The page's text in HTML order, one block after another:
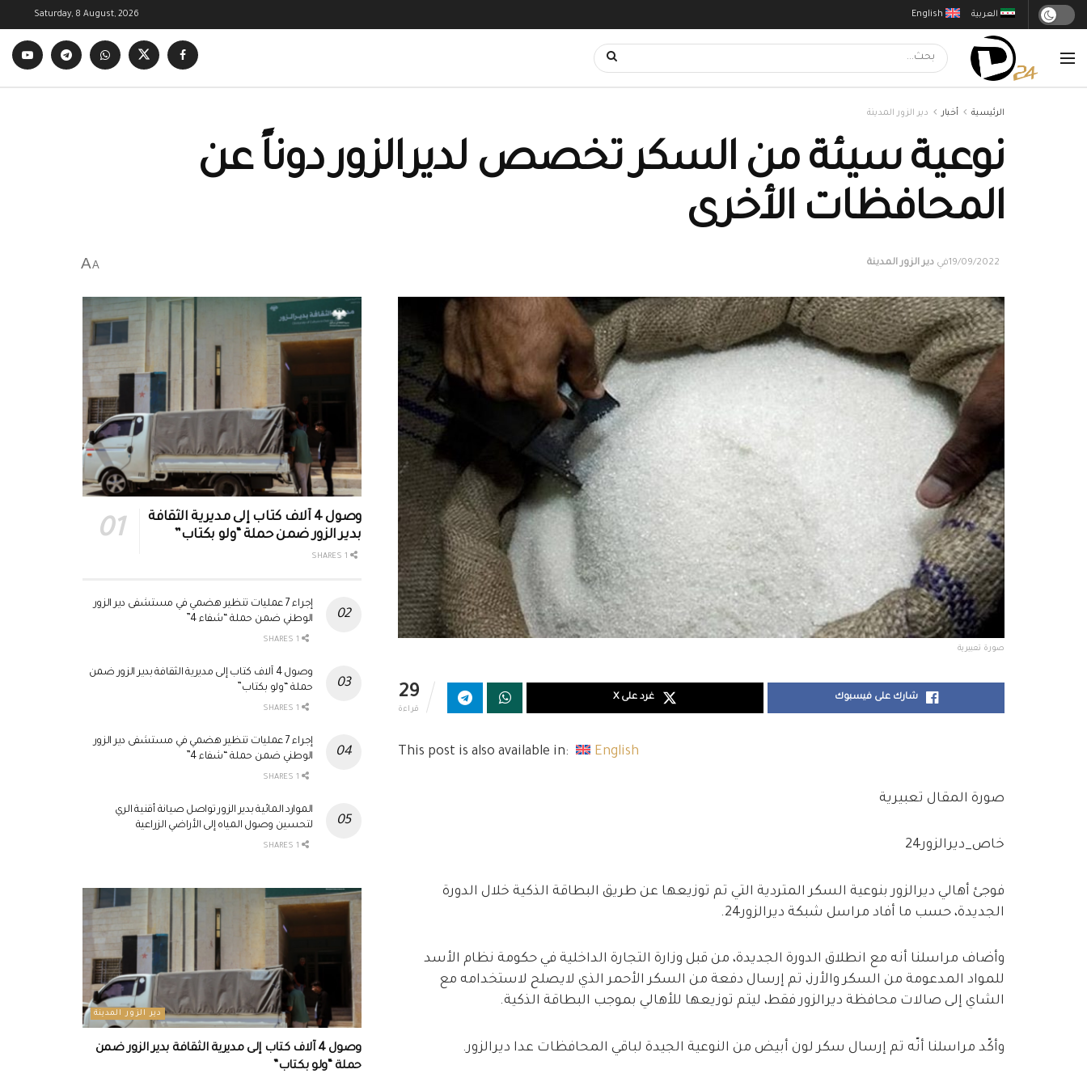
English العربية Saturday, 8 August, 2026
الرئيسية أخبار دير الزور المدينة
نوعية سيئة من السكر تخصص لديرالزور دوناً عن
المحافظات الأخرى
19/09/2022 في دير الزور المدينة A
A
صورة تعبيرية
29
قراءة
شارك على فيسبوك غرد على X
This post is also available in: English
صورة المقال تعبيرية
خاص_ديرالزور24
فوجئ أهالي ديرالزور بنوعية السكر المتردية التي تم توزيعها عن طريق البطاقة الذكية خلال الدورة
الجديدة، حسب ما أفاد مراسل شبكة ديرالزور24.
وأضاف مراسلنا أنه مع انطلاق الدورة الجديدة، من قبل وزارة التجارة الداخلية في حكومة نظام الأسد
للمواد المدعومة من السكر والأرز، تم إرسال دفعة من السكر الأحمر الذي لايصلح لاستخدامه مع
الشاي إلى صالات محافظة ديرالزور فقط، ليتم توزيعها للأهالي بموجب البطاقة الذكية.
وأكّد مراسلنا أنّه تم إرسال سكر لون أبيض من النوعية الجيدة لباقي المحافظات عدا ديرالزور.
وصول 4 آلاف كتاب إلى مديرية الثقافة
بدير الزور ضمن حملة “ولو بكتاب”
إجراء 7 عمليات تنظير هضمي في مستشفى دير الزور
الوطني ضمن حملة “شفاء 4”
وصول 4 آلاف كتاب إلى مديرية الثقافة بدير الزور ضمن
حملة “ولو بكتاب”
إجراء 7 عمليات تنظير هضمي في مستشفى دير الزور
الوطني ضمن حملة “شفاء 4”
الموارد المائية بدير الزور تواصل صيانة أقنية الري
لتحسين وصول المياه إلى الأراضي الزراعية
دير الزور المدينة
وصول 4 آلاف كتاب إلى مديرية الثقافة بدير الزور ضمن
حملة “ولو بكتاب”